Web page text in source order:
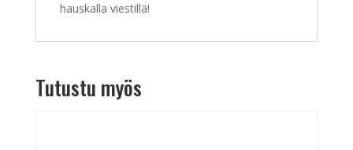
hauskalla viestillä!
Tutustu myös